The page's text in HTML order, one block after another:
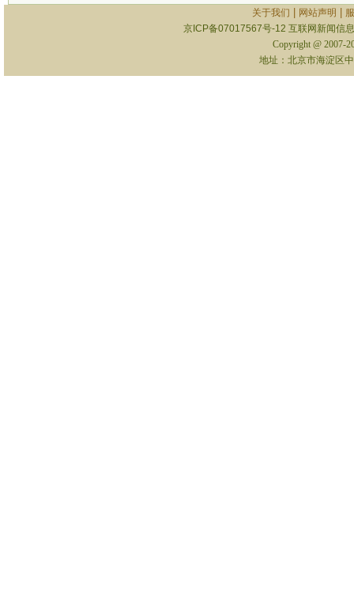
关于我们 网站声明
京ICP备07017567号-12 互联网新闻信
Copyright @ 2007-
地址：北京市海淀区